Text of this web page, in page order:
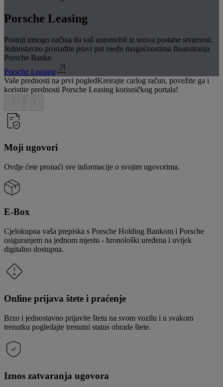
Porsche Leasing
Postoji mnogo načina da vaš automobil iz snova postane stvarnost.
Jednostavno pronađite pravi put među mogućnostima finansiranja
Porsche Banke.
Porsche Leasing
Vaše prednosti na prvi pogledKreirajte carlog račun, povežite ga i
koristite prednosti Porsche Leasing korisničkog portala!
Moji ugovori
Ovdje ćete pronaći sve informacije o svojim ugovorima.
E-Box
Cjelokupna vaša prepiska s Porsche Holding Bankom i Porsche
osiguranjem na jednom mjestu - hronološki uređena i uvijek
digitalno dostupna.
Online prijava štete i praćenje
Brzo i jednostavno prijavite štetu na svom vozilu i u svakom
trenutku pogledajte trenutni status obrade štete.
Iznos zatvaranja ugovora